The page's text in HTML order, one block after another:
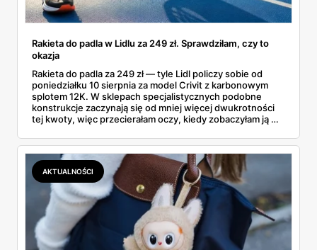
Rakieta do padla w Lidlu za 249 zł. Sprawdziłam, czy to
okazja
Rakieta do padla za 249 zł — tyle Lidl policzy sobie od
poniedziałku 10 sierpnia za model Crivit z karbonowym
splotem 12K. W sklepach specjalistycznych podobne
konstrukcje zaczynają się od mniej więcej dwukrotności
tej kwoty, więc przecierałam oczy, kiedy zobaczyłam ją w
najszybciej rosnący sport w Polsce: kortów przybywa
lawinowo, a chętnych jeszcze szybciej. Sprawdziłam, co
dokładnie dostajemy za te pieniądze i komu taka rakieta
faktycznie wystarczy.
AKTUALNOŚCI